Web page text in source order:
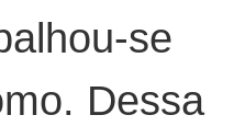
se
Dessa